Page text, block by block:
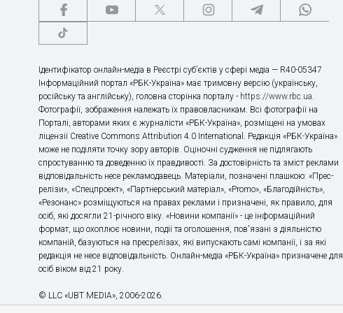
Ідентифікатор онлайн-медіа в Реєстрі суб’єктів у сфері медіа — R40-05347
Інформаційний портал «РБК-Україна» має тримовну версію (українську,
російську та англійську), головна сторінка порталу - https://www.rbc.ua.
Фотографії, зображення належать їх правовласникам. Всі фотографії на
Порталі, авторами яких є журналісти «РБК-Україна», розміщені на умовах
ліцензії Creative Commons Attribution 4.0 International. Редакція «РБК-Україна»
може не поділяти точку зору авторів. Оціночні судження не підлягають
спростуванню та доведенню їх правдивості. За достовірність та зміст реклами
відповідальність несе рекламодавець. Матеріали, позначені плашкою: «Прес-
релізи», «Спецпроект», «Партнерський матеріал», «Promo», «Благодійність»,
«Резонанс» розміщуються на правах реклами і призначені, як правило, для
осіб, які досягли 21-річного віку. «Новини компанії» - це інформаційний
формат, що охоплює новини, події та оголошення, пов'язані з діяльністю
компаній, базуються на пресрелізах, які випускають самі компанії, і за які
редакція не несе відповідальність. Онлайн-медіа «РБК-Україна» призначене для
осіб віком від 21 року.
© LLC «UBT MEDIA», 2006-2026.